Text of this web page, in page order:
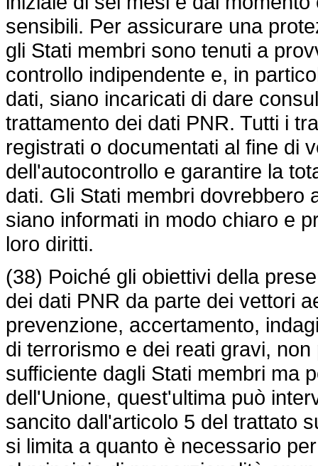
sensibili. Per assicurare una
gli Stati membri sono tenuti a
controllo indipendente e, in
dati, siano incaricati di dare
trattamento dei dati PNR. Tutti i
registrati o documentati al fine di
dell'autocontrollo e garantire la
dati. Gli Stati membri dovrebbero
siano informati in modo chiaro e
loro diritti.
(38) Poiché gli obiettivi della
dei dati PNR da parte dei vettori
prevenzione, accertamento,
di terrorismo e dei reati gravi,
sufficiente dagli Stati membri ma
dell'Unione, quest'ultima può
sancito dall'articolo 5 del trattato
si limita a quanto è necessario